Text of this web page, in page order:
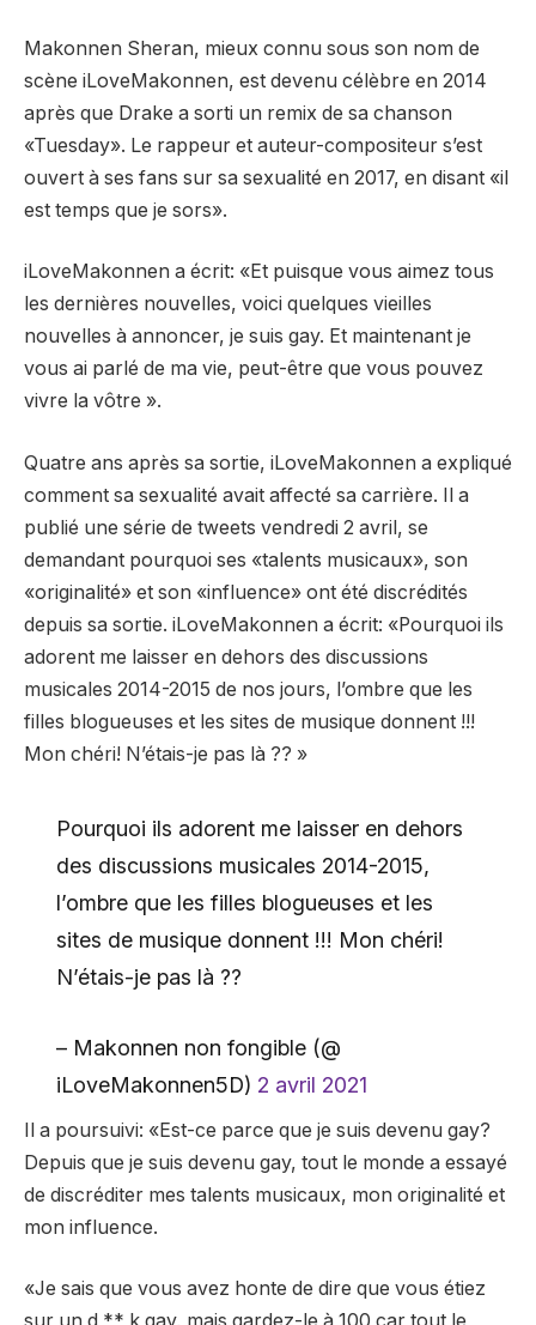
Makonnen Sheran, mieux connu sous son nom de
scène iLoveMakonnen, est devenu célèbre en 2014
après que Drake a sorti un remix de sa chanson
«Tuesday». Le rappeur et auteur-compositeur s’est
ouvert à ses fans sur sa sexualité en 2017, en disant «il
est temps que je sors».
iLoveMakonnen a écrit: «Et puisque vous aimez tous
les dernières nouvelles, voici quelques vieilles
nouvelles à annoncer, je suis gay. Et maintenant je
vous ai parlé de ma vie, peut-être que vous pouvez
vivre la vôtre ».
Quatre ans après sa sortie, iLoveMakonnen a expliqué
comment sa sexualité avait affecté sa carrière. Il a
publié une série de tweets vendredi 2 avril, se
demandant pourquoi ses «talents musicaux», son
«originalité» et son «influence» ont été discrédités
depuis sa sortie. iLoveMakonnen a écrit: «Pourquoi ils
adorent me laisser en dehors des discussions
musicales 2014-2015 de nos jours, l’ombre que les
filles blogueuses et les sites de musique donnent !!!
Mon chéri! N’étais-je pas là ?? »
Pourquoi ils adorent me laisser en dehors
des discussions musicales 2014-2015,
l’ombre que les filles blogueuses et les
sites de musique donnent !!! Mon chéri!
N’étais-je pas là ??
– Makonnen non fongible (@
iLoveMakonnen5D) 2 avril 2021
Il a poursuivi: «Est-ce parce que je suis devenu gay?
Depuis que je suis devenu gay, tout le monde a essayé
de discréditer mes talents musicaux, mon originalité et
mon influence.
«Je sais que vous avez honte de dire que vous étiez